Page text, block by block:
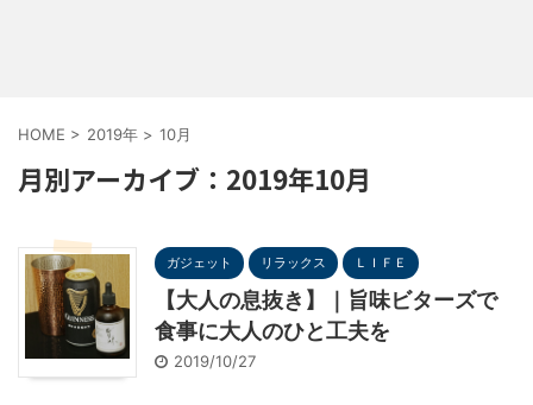
HOME > 2019年 > 10月
月別アーカイブ：2019年10月
ガジェット リラックス ＬＩＦＥ
【大人の息抜き】｜旨味ビターズで
食事に大人のひと工夫を
2019/10/27